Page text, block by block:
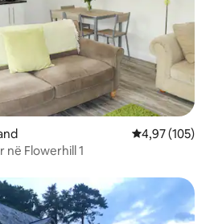
Vlerësimi
4,97 (105)
Flowerhill 1